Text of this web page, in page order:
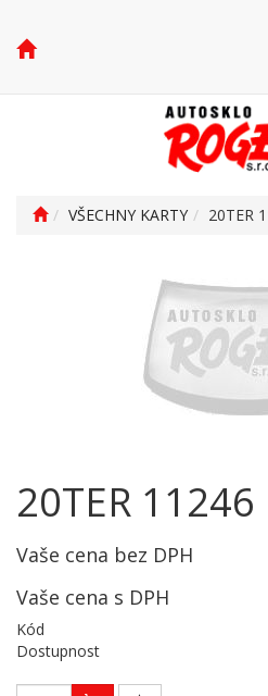
VŠECHNY KARTY 20TER
20TER 11246
Vaše cena bez DPH
Vaše cena s DPH
Kód
Dostupnost